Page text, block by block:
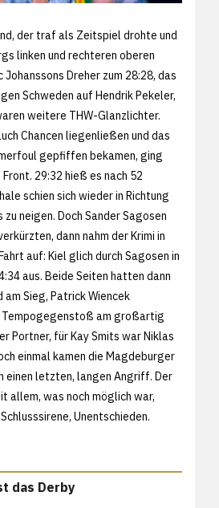
der traf als Zeitspiel drohte und
linken und rechteren oberen
Dreher zum 28:28, das
Schweden auf Hendrik Pekeler,
weitere THW-Glanzlichter.
Chancen liegenließen und das
gepfiffen bekamen, ging
29:32 hieß es nach 52
schien sich wieder in Richtung
neigen. Doch Sander Sagosen
dann nahm der Krimi in
auf: Kiel glich durch Sagosen in
aus. Beide Seiten hatten dann
am Sieg, Patrick Wiencek
am großartig
Portner, für Kay Smits war Niklas
einmal kamen die Magdeburger
einen letzten, langen Angriff. Der
allem, was noch möglich war,
Unentschieden.
das Derby